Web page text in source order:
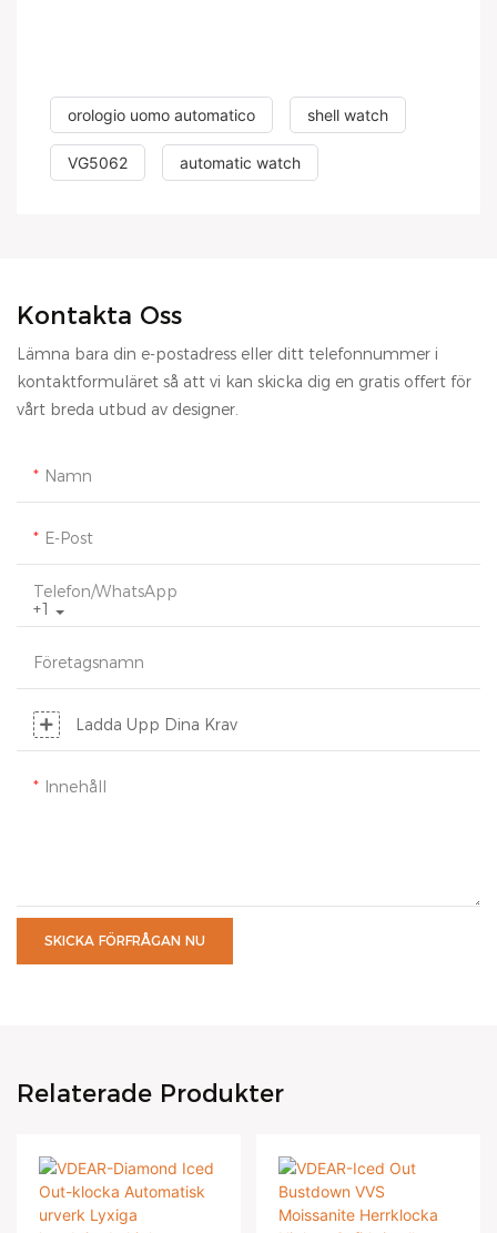
orologio uomo automatico shell watch
VG5062 automatic watch
Kontakta Oss
Lämna bara din e-postadress eller ditt telefonnummer i
kontaktformuläret så att vi kan skicka dig en gratis offert för
vårt breda utbud av designer.
Namn
E-Post
+1
Telefon/whatsApp
Företagsnamn
Ladda Upp Dina Krav
Innehåll
SKICKA FÖRFRÅGAN NU
Relaterade Produkter